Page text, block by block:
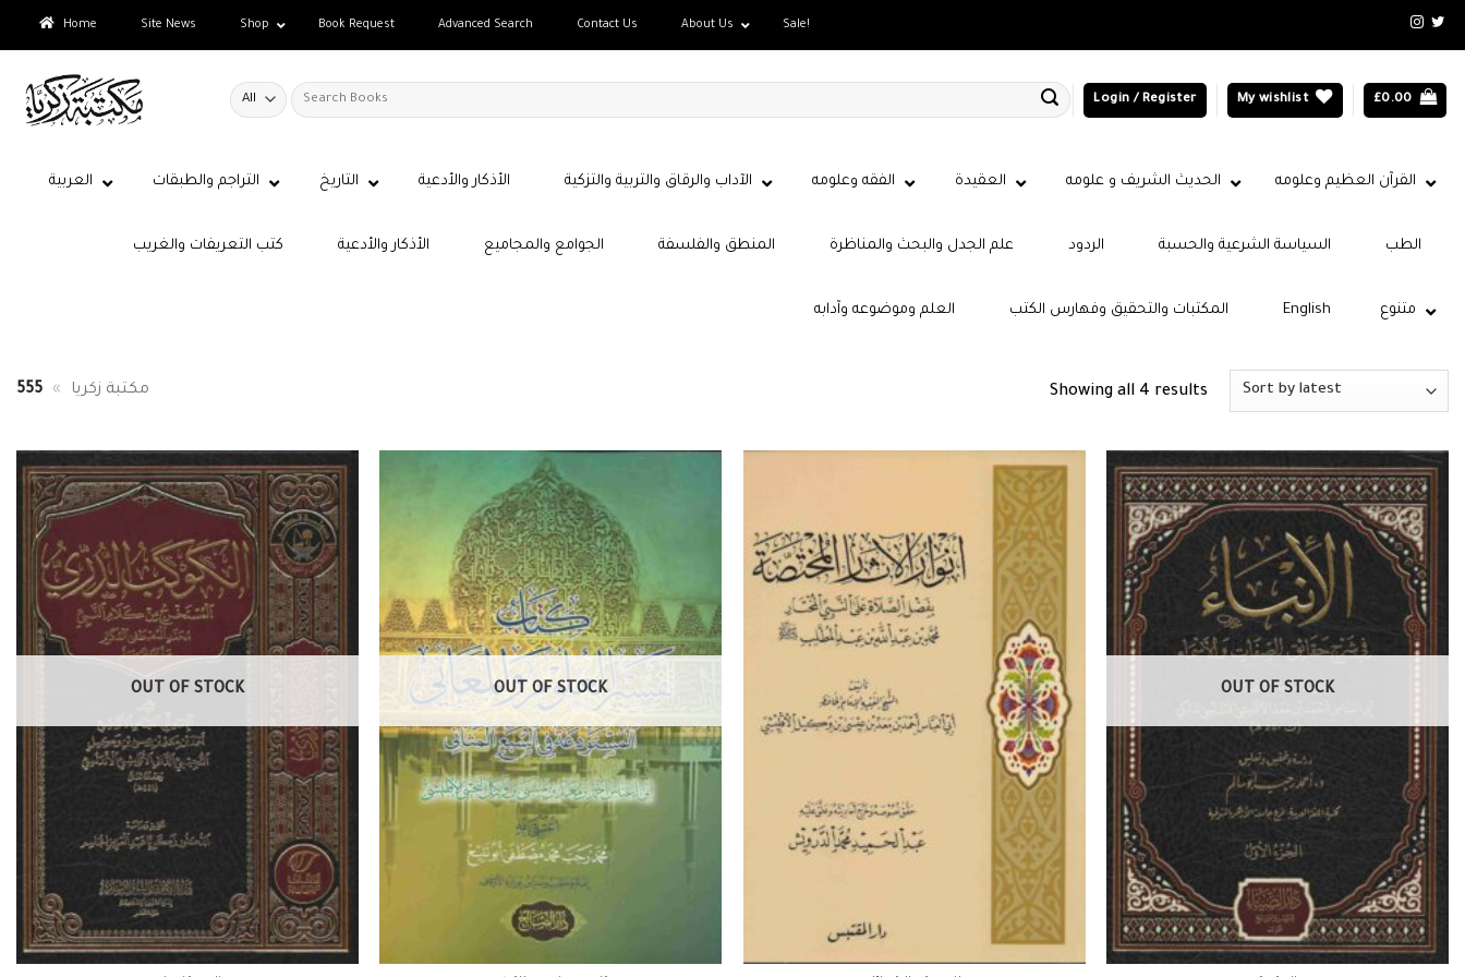
Home Site News Shop Book Request Advanced Search Contact Us About Us Sale!
Search
for:
Login / Register My wishlist £0.00
القرآن العظيم وعلومه الحديث الشريف و علومه العقيدة الفقه وعلومه الآداب والرقاق والتربية والتزكية الأذكار والأدعية التاريخ التراجم والطبقات العربية
كتب التعريفات والغريب الأذكار والأدعية الجوامع والمجاميع المنطق والفلسفة علم الجدل والبحث والمناظرة الردود السياسة الشرعية والحسبة الطب
العلم وموضوعه وآدابه المكتبات والتحقيق وفهارس الكتب متنوع English
مكتبة زكريا »
555 Showing all 4 resultsSorted
OUT OF STOCK OUT OF STOCK OUT OF STOCK